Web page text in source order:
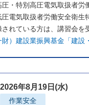
圧・特別高圧電気取扱者
圧電気取扱者労働安
れている方は、講習会を
財）建設業振興基金「建
2026年8月19日(水)
作業安全